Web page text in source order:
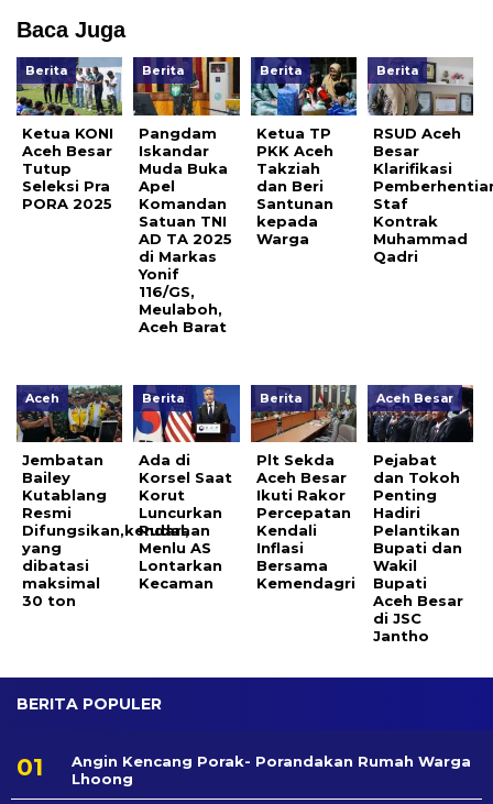
Baca Juga
Berita
Ketua KONI
Aceh Besar
Tutup
Seleksi Pra
PORA 2025
Berita
Pangdam
Iskandar
Muda Buka
Apel
Komandan
Satuan TNI
AD TA 2025
di Markas
Yonif
116/GS,
Meulaboh,
Aceh Barat
Berita
Ketua TP
PKK Aceh
Takziah
dan Beri
Santunan
kepada
Warga
Berita
RSUD Aceh
Besar
Klarifikasi
Staf
Kontrak
Muhammad
Qadri
Aceh
Jembatan
Bailey
Kutablang
Resmi
Difungsikan,kendaraan
yang
dibatasi
maksimal
30 ton
Berita
Ada di
Korsel Saat
Korut
Luncurkan
Rudal,
Menlu AS
Lontarkan
Kecaman
Berita
Plt Sekda
Aceh Besar
Ikuti Rakor
Percepatan
Kendali
Inflasi
Bersama
Kemendagri
Aceh Besar
Pejabat
dan Tokoh
Penting
Hadiri
Pelantikan
Bupati dan
Wakil
Bupati
Aceh Besar
di JSC
Jantho
BERITA POPULER
Angin Kencang Porak- Porandakan Rumah Warga
Lhoong